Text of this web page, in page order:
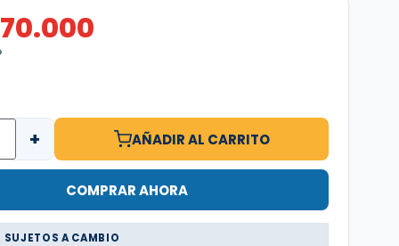
+ AÑADIR AL CARRITO
COMPRAR AHORA
SUJETOS A CAMBIO